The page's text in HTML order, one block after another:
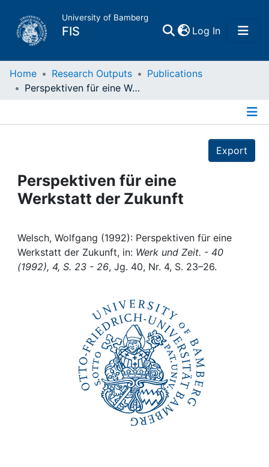
University of Bamberg
FIS Log In(current)
Home
Projects
People
Institutions
Awards
Home Research Outputs
Publications
Perspektiven für eine Werkstatt der Zukunft
Export
Perspektiven für eine
Werkstatt der Zukunft
Welsch, Wolfgang (1992): Perspektiven für eine
Werkstatt der Zukunft, in: Werk und Zeit. - 40
(1992), 4, S. 23 - 26, Jg. 40, Nr. 4, S. 23–26.